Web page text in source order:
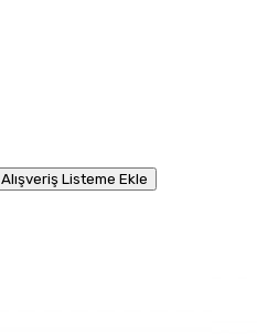
Alışveriş Listeme Ekle